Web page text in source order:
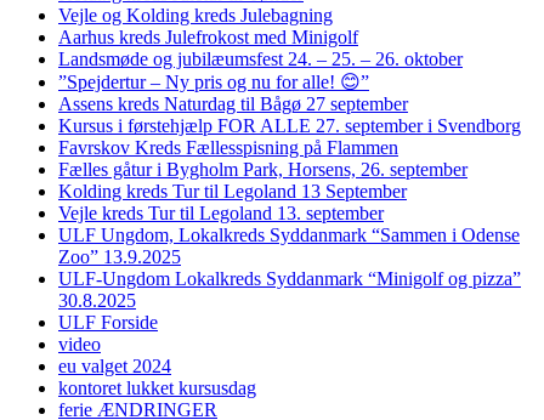
Vejle og Kolding kreds Julebagning
Aarhus kreds Julefrokost med Minigolf
Landsmøde og jubilæumsfest 24. – 25. – 26. oktober
”Spejdertur – Ny pris og nu for alle! 😊”
Assens kreds Naturdag til Bågø 27 september
Kursus i førstehjælp FOR ALLE 27. september i Svendborg
Favrskov Kreds Fællesspisning på Flammen
Fælles gåtur i Bygholm Park, Horsens, 26. september
Kolding kreds Tur til Legoland 13 September
Vejle kreds Tur til Legoland 13. september
ULF Ungdom, Lokalkreds Syddanmark “Sammen i Odense
Zoo” 13.9.2025
ULF-Ungdom Lokalkreds Syddanmark “Minigolf og pizza”
30.8.2025
ULF Forside
video
eu valget 2024
kontoret lukket kursusdag
ferie ÆNDRINGER